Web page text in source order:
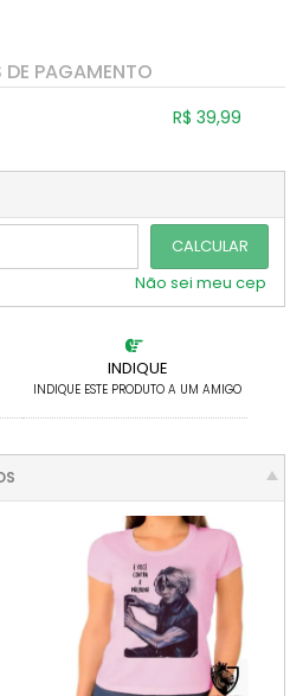
INDIQUE
INDIQUE ESTE PRODUTO A UM AMIGO
DE PAGAMENTO
R$ 39,99
....
CALCULAR
Não sei meu cep